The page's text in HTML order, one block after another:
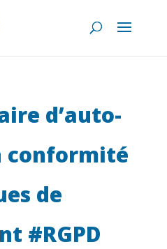
d’auto-
conformité
de
#RGPD